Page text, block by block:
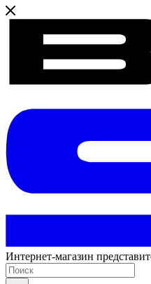
Интернет-магазин